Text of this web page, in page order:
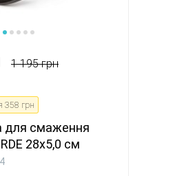
1 195 грн
358 грн
для смаження
28x5,0 см